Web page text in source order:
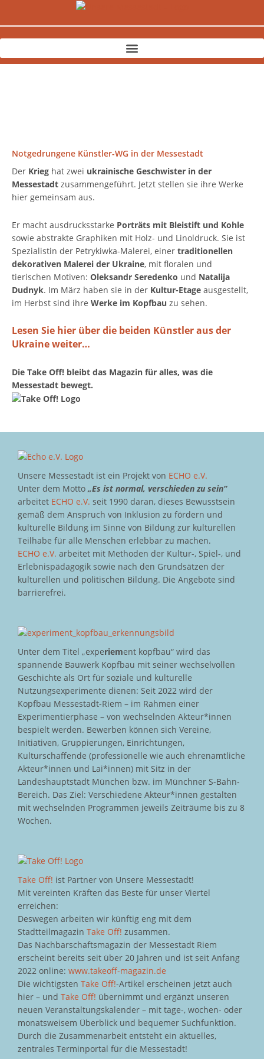
Notgedrungene Künstler-WG in der Messestadt
Der Krieg hat zwei ukrainische Geschwister in der
Messestadt zusammengeführt. Jetzt stellen sie ihre Werke
hier gemeinsam aus.
Er macht ausdrucksstarke Porträts mit Bleistift und Kohle
sowie abstrakte Graphiken mit Holz- und Linoldruck. Sie ist
Spezialistin der Petrykiwka-Malerei, einer traditionellen
dekorativen Malerei der Ukraine, mit floralen und
tierischen Motiven: Oleksandr Seredenko und Natalija
Dudnyk. Im März haben sie in der Kultur-Etage ausgestellt,
im Herbst sind ihre Werke im Kopfbau zu sehen.
Lesen Sie hier über die beiden Künstler aus der
Ukraine weiter…
Die Take Off! bleibt das Magazin für alles, was die
Messestadt bewegt.
Unsere Messestadt ist ein Projekt von ECHO e.V.
Unter dem Motto „Es ist normal, verschieden zu sein“
arbeitet ECHO e.V. seit 1990 daran, dieses Bewusstsein
gemäß dem Anspruch von Inklusion zu fördern und
kulturelle Bildung im Sinne von Bildung zur kulturellen
Teilhabe für alle Menschen erlebbar zu machen.
ECHO e.V. arbeitet mit Methoden der Kultur-, Spiel-, und
Erlebnispädagogik sowie nach den Grundsätzen der
kulturellen und politischen Bildung. Die Angebote sind
barrierefrei.
Unter dem Titel „experiement kopfbau“ wird das
spannende Bauwerk Kopfbau mit seiner wechselvollen
Geschichte als Ort für soziale und kulturelle
Nutzungsexperimente dienen: Seit 2022 wird der
Kopfbau Messestadt-Riem – im Rahmen einer
Experimentierphase – von wechselnden Akteur*innen
bespielt werden. Bewerben können sich Vereine,
Initiativen, Gruppierungen, Einrichtungen,
Kulturschaffende (professionelle wie auch ehrenamtliche
Akteur*innen und Lai*innen) mit Sitz in der
Landeshauptstadt München bzw. im Münchner S-Bahn-
Bereich. Das Ziel: Verschiedene Akteur*innen gestalten
mit wechselnden Programmen jeweils Zeiträume bis zu 8
Wochen.
Take Off! ist Partner von Unsere Messestadt!
Mit vereinten Kräften das Beste für unser Viertel
erreichen:
Deswegen arbeiten wir künftig eng mit dem
Stadtteilmagazin Take Off! zusammen.
Das Nachbarschaftsmagazin der Messestadt Riem
erscheint bereits seit über 20 Jahren und ist seit Anfang
2022 online: www.takeoff-magazin.de
Die wichtigsten Take Off!-Artikel erscheinen jetzt auch
hier – und Take Off! übernimmt und ergänzt unseren
neuen Veranstaltungskalender – mit tage-, wochen- oder
monatsweisem Überblick und bequemer Suchfunktion.
Durch die Zusammenarbeit entsteht ein aktuelles,
zentrales Terminportal für die Messestadt!